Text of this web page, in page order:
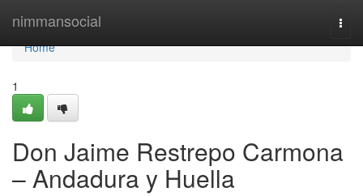
nimmansocial
Home
Home
1
Don Jaime Restrepo Carmona
– Andadura y Huella